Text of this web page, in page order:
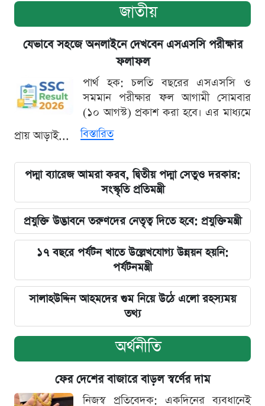
জাতীয়
যেভাবে সহজে অনলাইনে দেখবেন এসএসসি পরীক্ষার
ফলাফল
পার্থ হক: চলতি বছরের এসএসসি ও
সমমান পরীক্ষার ফল আগামী সোমবার
(১০ আগস্ট) প্রকাশ করা হবে। এর মাধ্যমে
প্রায় আড়াই...
বিস্তারিত
পদ্মা ব্যারেজ আমরা করব, দ্বিতীয় পদ্মা সেতুও দরকার:
সংস্কৃতি প্রতিমন্ত্রী
প্রযুক্তি উদ্ভাবনে তরুণদের নেতৃত্ব দিতে হবে: প্রযুক্তিমন্ত্রী
১৭ বছরে পর্যটন খাতে উল্লেখযোগ্য উন্নয়ন হয়নি:
পর্যটনমন্ত্রী
সালাহউদ্দিন আহমদের গুম নিয়ে উঠে এলো রহস্যময়
তথ্য
অর্থনীতি
ফের দেশের বাজারে বাড়ল স্বর্ণের দাম
নিজস্ব প্রতিবেদক: একদিনের ব্যবধানেই